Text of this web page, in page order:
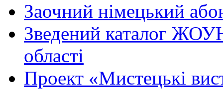
Заочний німецький
Зведений каталог
області
Проект «Мистецькі